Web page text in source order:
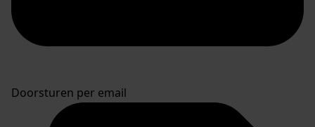
Doorsturen per email